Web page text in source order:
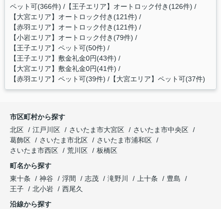
ペット可(366件) 【王子エリア】オートロック付き(126件)
【大宮エリア】オートロック付き(121件)
【赤羽エリア】オートロック付き(121件)
【小岩エリア】オートロック付き(79件)
【王子エリア】ペット可(50件)
【王子エリア】敷金礼金0円(43件)
【大宮エリア】敷金礼金0円(41件)
【赤羽エリア】ペット可(39件) 【大宮エリア】ペット可(37件)
市区町村から探す
北区
江戸川区 さいたま市大宮区
さいたま市中央区
葛飾区
さいたま市北区
さいたま市浦和区
さいたま市西区
荒川区
板橋区
町名から探す
東十条
神谷 浮間 志茂 滝野川 上十条
豊島
王子
北小岩
西尾久
沿線から探す